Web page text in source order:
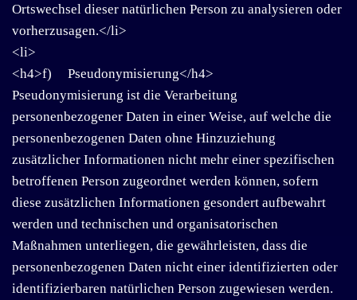
Ortswechsel dieser natürlichen Person zu analysieren oder
vorherzusagen.</li>
<li>
<h4>f) Pseudonymisierung</h4>
Pseudonymisierung ist die Verarbeitung
personenbezogener Daten in einer Weise, auf welche die
personenbezogenen Daten ohne Hinzuziehung
zusätzlicher Informationen nicht mehr einer spezifischen
betroffenen Person zugeordnet werden können, sofern
diese zusätzlichen Informationen gesondert aufbewahrt
werden und technischen und organisatorischen
Maßnahmen unterliegen, die gewährleisten, dass die
personenbezogenen Daten nicht einer identifizierten oder
identifizierbaren natürlichen Person zugewiesen werden.